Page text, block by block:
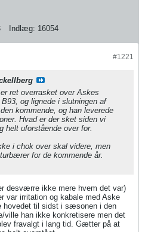
Indlæg: 16054
#1221
ret overrasket over Askes
og lignede i slutningen af
kommende, og han leverede
Hvad er der sket siden vi
helt uforstående over for.
i chok over skal videre, men
for de kommende år.
desværre ikke mere hvem det var)
var irritation og kabale med Aske
hovedet til sidst i sæsonen i den
ville han ikke konkretisere men det
fravalgt i lang tid. Gætter på at